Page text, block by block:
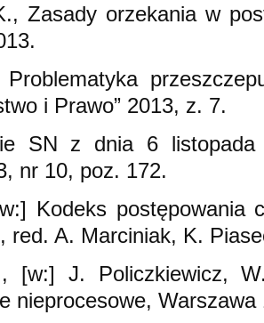
Zasady orzekania w
i Prawo” 2013, z. 7.
SN z dnia 6
nr 10, poz. 172.
Kodeks postępowania
red. A. Marciniak, K.
[w:] J. Policzkiewicz,
nieprocesowe, Warszawa